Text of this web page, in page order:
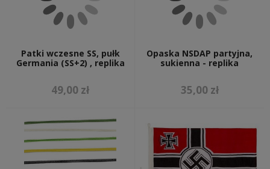
Patki wczesne SS, pułk
Germania (SS+2) , replika
49,00 zł
Opaska NSDAP partyjna,
sukienna - replika
35,00 zł